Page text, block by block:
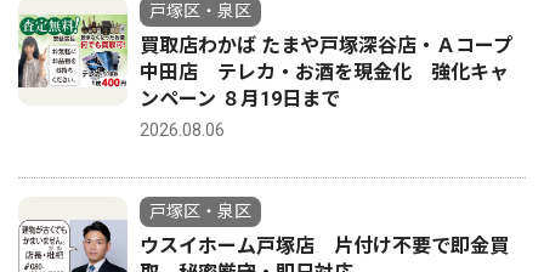
戸塚区・泉区
買取店わかば たまや戸塚深谷店・Ａコープ
中田店 テレカ・お酒を現金化 強化キャ
ンペーン ８月19日まで
2026.08.06
戸塚区・泉区
ウスイホーム戸塚店 片付け不要で即金買